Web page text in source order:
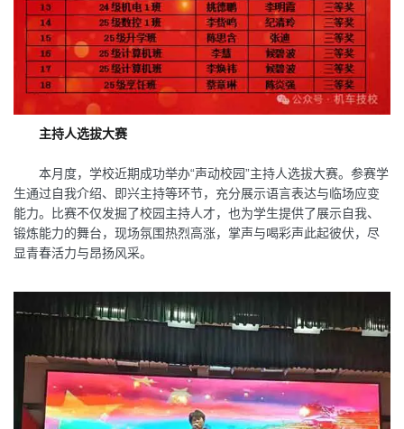
主持人选拔大赛
本月度，学校近期成功举办“声动校园”主持人选拔大赛。参赛学
生通过自我介绍、即兴主持等环节，充分展示语言表达与临场应变
能力。比赛不仅发掘了校园主持人才，也为学生提供了展示自我、
锻炼能力的舞台，现场氛围热烈高涨，掌声与喝彩声此起彼伏，尽
显青春活力与昂扬风采。